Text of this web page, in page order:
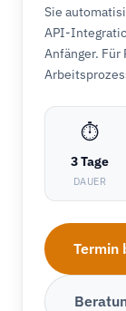
Sie
API-
Anfänger.
⏱
3 Tage
DAUER
Termin